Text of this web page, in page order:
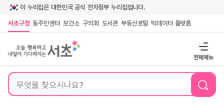
이 누리집은 대한민국 공식 전자정부 누리집입니다.
서초구청 동주민센터 보건소 구의회 도서관 부동산포털 빅데이터 플랫폼
전체메뉴
통
검